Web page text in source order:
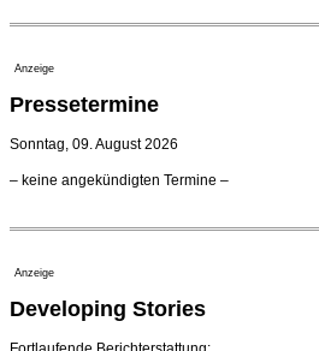
Regensburger
Kammerorchester Heilbronn:
verlängert bis 2030
Ensemblemitglieder
Dirigent Nicolás Pasquet mit Würth-
Jeunesses Musicales
07. August 2026 - 13:20 Uhr
Anzeige
Pressetermine
Sonntag, 09. August 2026
– keine angekündigten Termine –
Anzeige
Developing Stories